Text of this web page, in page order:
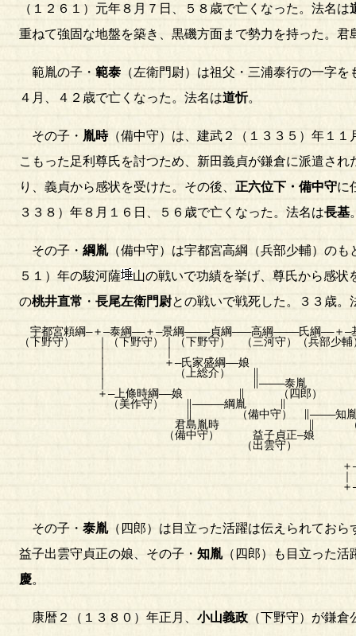
（１２６１）元年８月７日、５８歳で亡くなった。法名は
重ねて強固な地盤を築き、黒磯方面まで勢力を持った。
範胤の子・ 範泰 （左衛門尉）は祖父・三浦泰行の一字
４月、４２歳で亡くなった。法名は道忻。
その子・ 胤時（備中守）は、建武２（１３３５）年１
こもった足利尊氏を討つため、新田義貞が鎌倉に派遣さ
り、義貞から感状を受けた。その後、 正六位下・備中守に
３３８）年８月１６日、５６歳で亡くなった。法名は長基
その子・ 綱胤（備中守）は宇都宮高綱（兵部少輔）の
５１）年の駿河薩
山の戦いで功績を挙げ、尊氏から感
の桃井直常 ・ 長尾左衛門尉との戦いで戦死した。３３歳。
宇都宮頼綱―＋―泰綱――＋―景綱――――貞綱―――高綱――――氏綱――＋―
（下野守） ｜（下野守）｜（下野守） （三河守）（兵部少輔
｜ ＋―氏家盛綱――娘
｜ （上総介
｜ ∥――――泰胤
＋―上條時綱――娘 ∥ （四郎
（美作守） ∥―――――綱
∥ （備中守） ∥――――
君島胤時 ∥ （四
（備中守） 益子貞正―娘
（出雲守） ∥ （
＋―
＋―氏家綱
その子・ 泰胤（四郎）は目立った活躍は伝えられてお
益子出雲守貞正の娘、その子・ 知胤（四郎）も目立った活
慶。
康暦２（１３８０）年正月、 小山義政 （下野守）が鎌